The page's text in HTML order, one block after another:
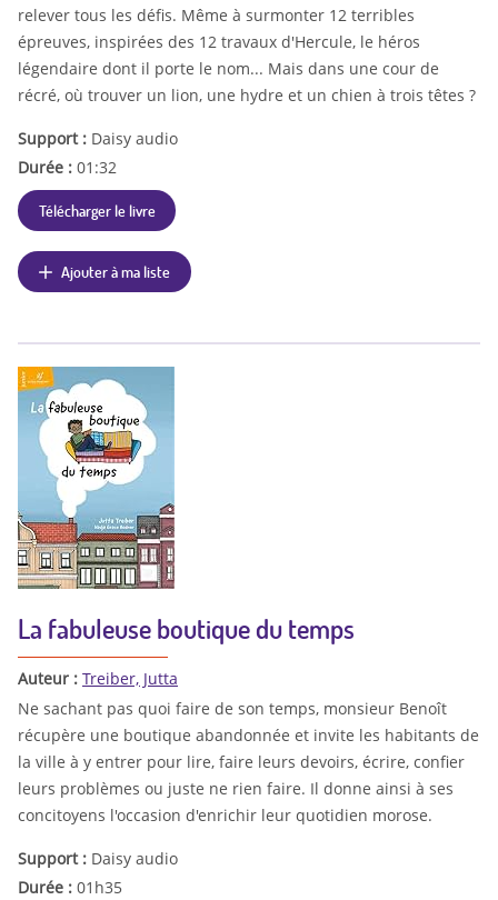
relever tous les défis. Même à surmonter 12 terribles
épreuves, inspirées des 12 travaux d'Hercule, le héros
légendaire dont il porte le nom... Mais dans une cour de
récré, où trouver un lion, une hydre et un chien à trois têtes ?
Support : Daisy audio
Durée : 01:32
Télécharger le livre
Ajouter à ma liste
La fabuleuse boutique du temps
Auteur : Treiber, Jutta
Ne sachant pas quoi faire de son temps, monsieur Benoît
récupère une boutique abandonnée et invite les habitants de
la ville à y entrer pour lire, faire leurs devoirs, écrire, confier
leurs problèmes ou juste ne rien faire. Il donne ainsi à ses
concitoyens l'occasion d'enrichir leur quotidien morose.
Support : Daisy audio
Durée : 01h35